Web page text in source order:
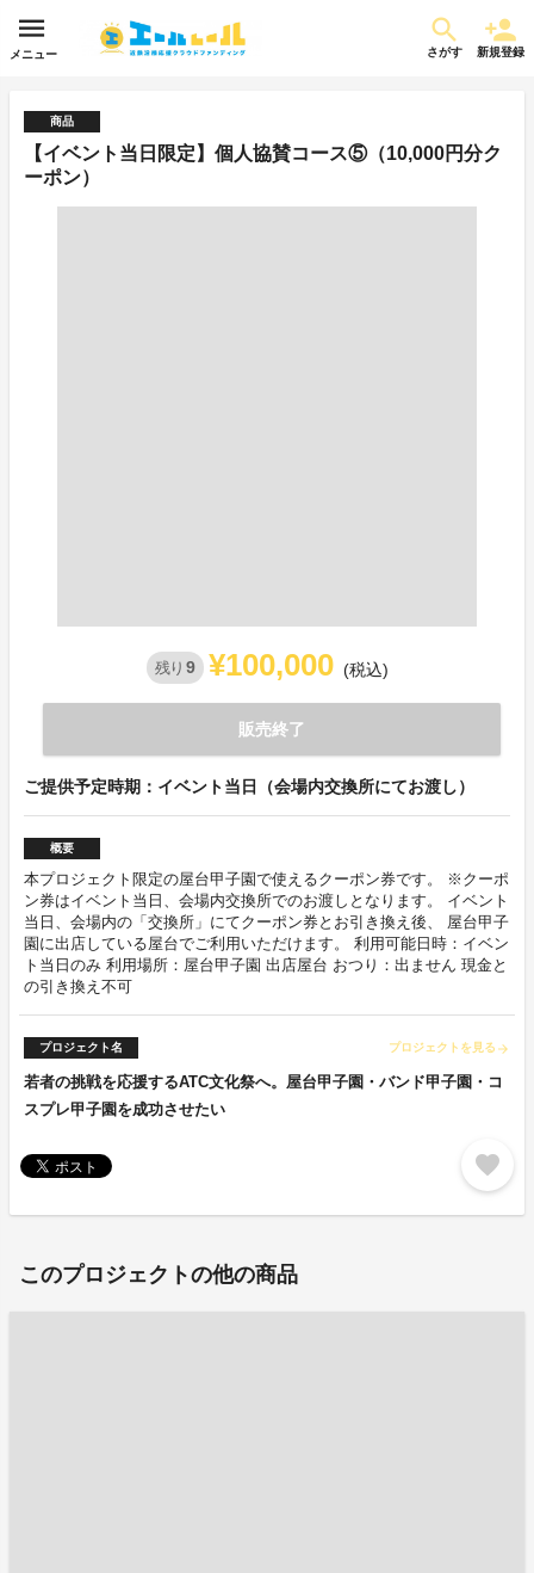
メニュー さがす 新規登録
商品
【イベント当日限定】個人協賛コース⑤（10,000円分ク
ーポン）
残り 9 ¥100,000 (税込)
販売終了
ご提供予定時期：イベント当日（会場内交換所にてお渡し）
概要
本プロジェクト限定の屋台甲子園で使えるクーポン券です。 ※クーポ
ン券はイベント当日、会場内交換所でのお渡しとなります。 イベント
当日、会場内の「交換所」にてクーポン券とお引き換え後、 屋台甲子
園に出店している屋台でご利用いただけます。 利用可能日時：イベン
ト当日のみ 利用場所：屋台甲子園 出店屋台 おつり：出ません 現金と
の引き換え不可
プロジェクト名 プロジェクトを見る arrow_forward
若者の挑戦を応援するATC文化祭へ。屋台甲子園・バンド甲子園・コ
スプレ甲子園を成功させたい
favorite
このプロジェクトの他の商品